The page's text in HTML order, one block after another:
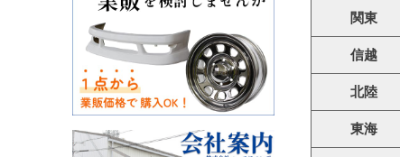
関東
信越
北陸
東海